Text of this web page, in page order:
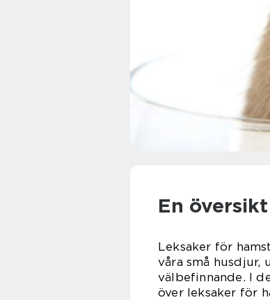
En
Leksaker för
våra små husdjur,
välbefinnande. I
över leksaker för